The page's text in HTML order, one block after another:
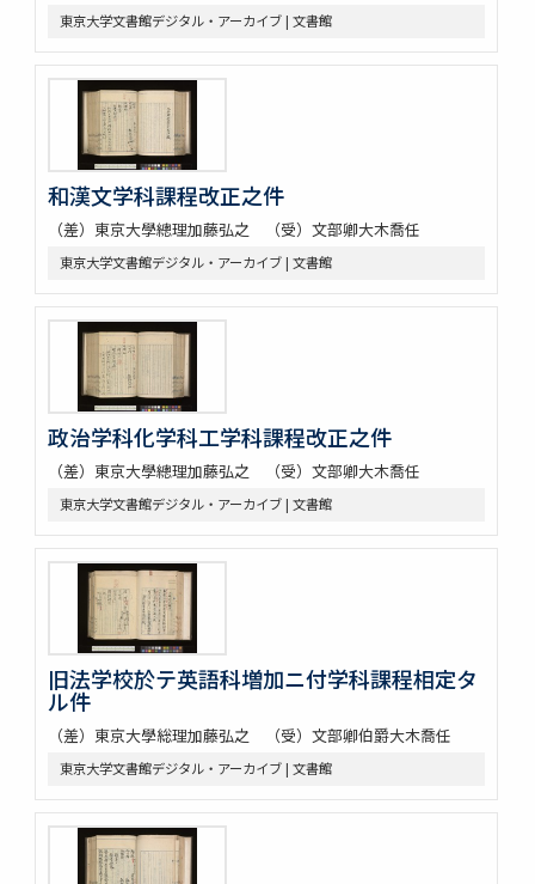
東京大学文書館デジタル・アーカイブ | 文書館
和漢文学科課程改正之件
（差）東京大學總理加藤弘之 （受）文部卿大木喬任
東京大学文書館デジタル・アーカイブ | 文書館
政治学科化学科工学科課程改正之件
（差）東京大學總理加藤弘之 （受）文部卿大木喬任
東京大学文書館デジタル・アーカイブ | 文書館
旧法学校於テ英語科増加ニ付学科課程相定タ
ル件
（差）東京大學総理加藤弘之 （受）文部卿伯爵大木喬任
東京大学文書館デジタル・アーカイブ | 文書館